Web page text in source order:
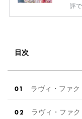
評
て
NC
目次
ラヴィ・ファ
ラヴィ・ファ